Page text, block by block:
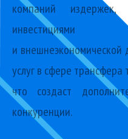
компаний издержек,
инвестициями
и внешнеэкономической
услуг в сфере трансфера
что создаст
конкуренции.